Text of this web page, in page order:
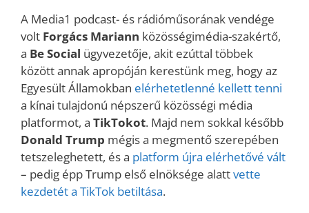
A Media1 podcast- és rádióműsorának vendége
volt Forgács Mariann közösségimédia-szakértő,
a Be Social ügyvezetője, akit ezúttal többek
között annak apropóján kerestünk meg, hogy az
Egyesült Államokban elérhetetlenné kellett tenni
a kínai tulajdonú népszerű közösségi média
platformot, a TikTokot. Majd nem sokkal később
Donald Trump mégis a megmentő szerepében
tetszeleghetett, és a platform újra elérhetővé vált
– pedig épp Trump első elnöksége alattvette
kezdetét a TikTok betiltása.